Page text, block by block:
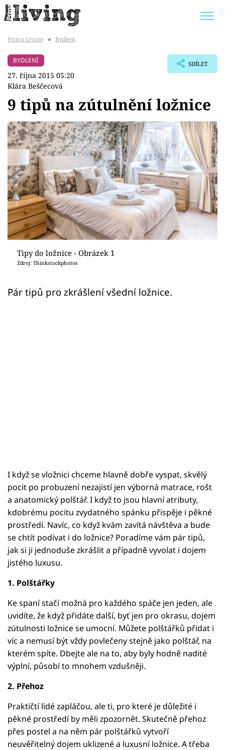
BYDLENÍ SLAVNÝCH
Témata
Bydlení
Zahrada
Design
Sledujte prima+
Přihlášení
Sledujte nás
Prima Living ■ Bydlení
BYDLENÍ
27. října 2015 05:20
Klára Beščecová
SDÍLET
9 tipů na zútulnění ložnice
Tipy do ložnice - Obrázek 1
Zdroj: Thinkstockphotos
Pár tipů pro zkrášlení všední ložnice.
I když se vložnici chceme hlavně dobře vyspat, skvělý
pocit po probuzení nezajistí jen výborná matrace, rošt
a anatomický polštář. I když to jsou hlavní atributy,
kdobrému pocitu zvydatného spánku přispěje i pěkné
prostředí. Navíc, co když kvám zavítá návštěva a bude
se chtít podívat i do ložnice? Poradíme vám pár tipů,
jak si ji jednoduše zkrášlit a případně vyvolat i dojem
jistého luxusu.
1. Polštářky
Ke spaní stačí možná pro každého spáče jen jeden, ale
uvidíte, že když přidáte další, byť jen pro okrasu, dojem
zútulnosti ložnice se umocní. Můžete polštářků přidat i
víc a nemusí být vždy povlečeny stejně jako polštář, na
kterém spíte. Dbejte ale na to, aby byly hodně nadité
výplní, působí to mnohem vzdušněji.
2. Přehoz
Praktičtí lidé zapláčou, ale ti, pro které je důležité i
pěkné prostředí by měli zpozornět. Skutečně přehoz
přes postel a na něm pár polštářků vytvoří
neuvěřitelný dojem uklizené a luxusní ložnice. A třeba